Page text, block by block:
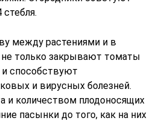
между растениями и в
только закрывают томаты
и способствуют
и вирусных болезней.
и количеством плодоносящих
пасынки до того, как на них